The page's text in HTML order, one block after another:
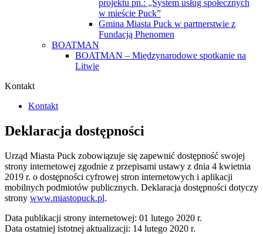
projektu pn.: „System usług społecznych
w mieście Puck”
Gmina Miasta Puck w partnerstwie z
Fundacją Phenomen
BOATMAN
BOATMAN – Międzynarodowe spotkanie na
Litwie
Kontakt
Kontakt
Deklaracja dostępności
Urząd Miasta Puck zobowiązuje się zapewnić dostępność swojej
strony internetowej zgodnie z przepisami ustawy z dnia 4 kwietnia
2019 r. o dostępności cyfrowej stron internetowych i aplikacji
mobilnych podmiotów publicznych. Deklaracja dostępności dotyczy
strony www.miastopuck.pl.
Data publikacji strony internetowej: 01 lutego 2020 r.
Data ostatniej istotnej aktualizacji: 14 lutego 2020 r.